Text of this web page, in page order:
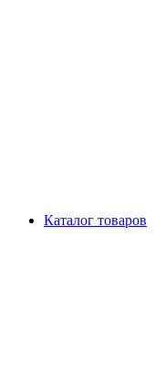
Каталог товаров